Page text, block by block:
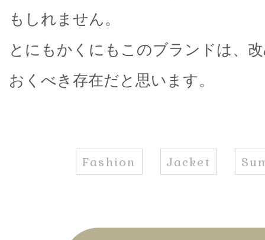
もしれません。
とにもかくにもこのブランドは、
おくべき存在だと思います。
Fashion Jacket